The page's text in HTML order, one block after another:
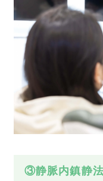
③静脈内鎮静